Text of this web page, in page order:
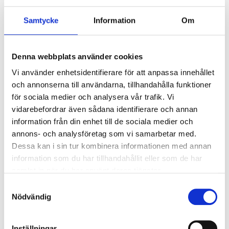
Samtycke Information Om
Denna webbplats använder cookies
Vi använder enhetsidentifierare för att anpassa innehållet
och annonserna till användarna, tillhandahålla funktioner
för sociala medier och analysera vår trafik. Vi
vidarebefordrar även sådana identifierare och annan
information från din enhet till de sociala medier och
annons- och analysföretag som vi samarbetar med.
Dessa kan i sin tur kombinera informationen med annan
information som du har tillhandahållit eller som de har
Nödvändig
Storlek: large
Finns i lager i1varuhus
79
Köp & Hämta
Köp & Hämta i ditt varuhus inom 2 timmar! För mer information om
tjänsten och våra villkor.
Andra kunder köpte också